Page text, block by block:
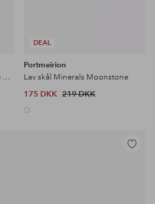
Mellemstor skål Minerals Rose Quartz
DEAL
Portmeirion
Lav skål Minerals Moonstone
175 DKK 219 DKK
Tilføj